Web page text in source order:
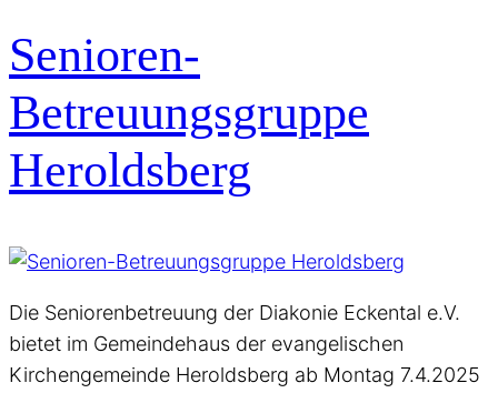
Senioren-
Betreuungsgruppe
Heroldsberg
Die Seniorenbetreuung der Diakonie Eckental e.V.
bietet im Gemeindehaus der evangelischen
Kirchengemeinde Heroldsberg ab Montag 7.4.2025